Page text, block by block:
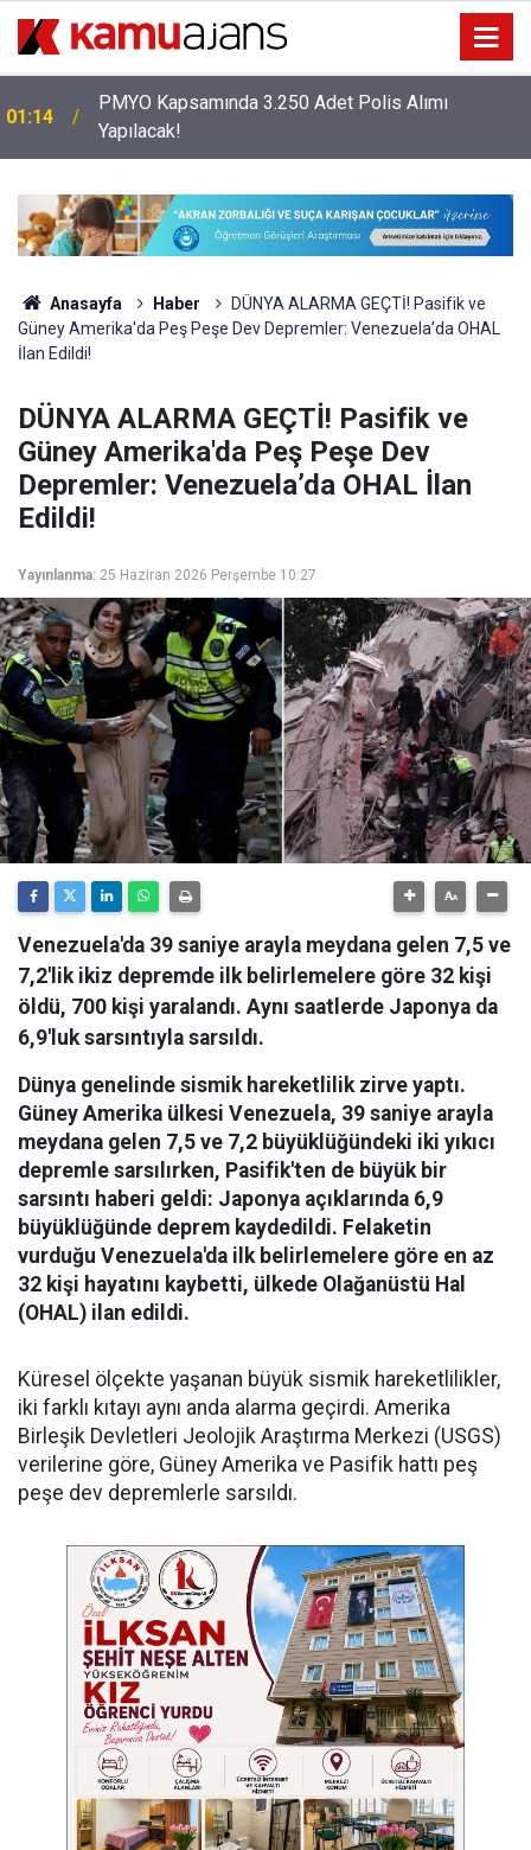
01:14
PMYO Kapsamında 3.250 Adet Polis Alımı
Yapılacak!
Anasayfa Haber
DÜNYA ALARMA GEÇTİ! Pasifik ve
Güney Amerika'da Peş Peşe Dev Depremler: Venezuela’da OHAL
İlan Edildi!
DÜNYA ALARMA GEÇTİ! Pasifik ve
Güney Amerika'da Peş Peşe Dev
Depremler: Venezuela’da OHAL İlan
Edildi!
Yayınlanma: 25 Haziran 2026 Perşembe 10:27
Venezuela'da 39 saniye arayla meydana gelen 7,5 ve
7,2'lik ikiz depremde ilk belirlemelere göre 32 kişi
öldü, 700 kişi yaralandı. Aynı saatlerde Japonya da
6,9'luk sarsıntıyla sarsıldı.
Dünya genelinde sismik hareketlilik zirve yaptı.
Güney Amerika ülkesi Venezuela, 39 saniye arayla
meydana gelen 7,5 ve 7,2 büyüklüğündeki iki yıkıcı
depremle sarsılırken, Pasifik'ten de büyük bir
sarsıntı haberi geldi: Japonya açıklarında 6,9
büyüklüğünde deprem kaydedildi. Felaketin
vurduğu Venezuela'da ilk belirlemelere göre en az
32 kişi hayatını kaybetti, ülkede Olağanüstü Hal
(OHAL) ilan edildi.
Küresel ölçekte yaşanan büyük sismik hareketlilikler,
iki farklı kıtayı aynı anda alarma geçirdi. Amerika
Birleşik Devletleri Jeolojik Araştırma Merkezi (USGS)
verilerine göre, Güney Amerika ve Pasifik hattı peş
peşe dev depremlerle sarsıldı.